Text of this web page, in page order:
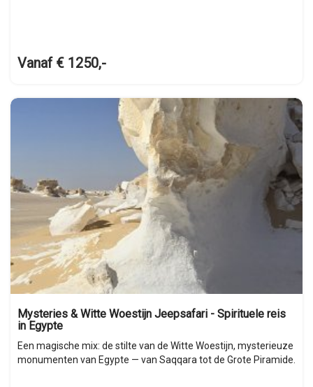
Vanaf € 1250,-
Mysteries & Witte Woestijn Jeepsafari - Spirituele reis
in Egypte
Een magische mix: de stilte van de Witte Woestijn, mysterieuze
monumenten van Egypte — van Saqqara tot de Grote Piramide.